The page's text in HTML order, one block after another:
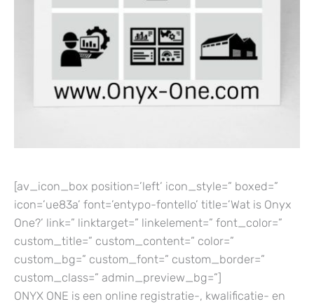
[av_icon_box position=’left’ icon_style=” boxed=”
icon=’ue83a’ font=’entypo-fontello’ title=’Wat is Onyx
One?’ link=” linktarget=” linkelement=” font_color=”
custom_title=” custom_content=” color=”
custom_bg=” custom_font=” custom_border=”
custom_class=” admin_preview_bg=”]
ONYX ONE is een online registratie-, kwalificatie- en